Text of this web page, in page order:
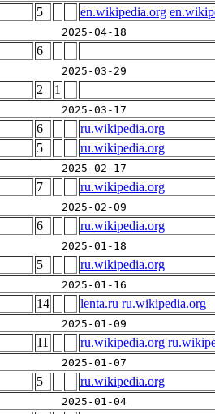
5 en.wikipedia.org
2025-04-18
6
2025-03-29
2 1
2025-03-17
6 ru.wikipedia.org
5 ru.wikipedia.org
2025-02-17
7 ru.wikipedia.org
2025-02-09
6 ru.wikipedia.org
2025-01-18
5 ru.wikipedia.org
2025-01-16
14 lenta.ru ru.wikipedia.org
2025-01-09
11 ru.wikipedia.org
2025-01-07
5 ru.wikipedia.org
2025-01-04